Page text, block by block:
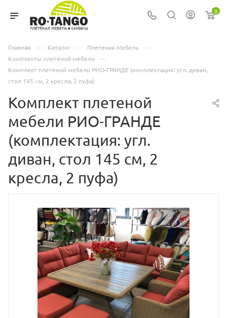
0
Главная — Каталог — Плетеная Мебель —
Комплекты плетёной мебели —
Комплект плетеной мебели РИО-ГРАНДЕ (комплектация: угл. диван,
стол 145 см, 2 кресла, 2 пуфа)
Комплект плетеной
мебели РИО-ГРАНДЕ
(комплектация: угл.
диван, стол 145 см, 2
кресла, 2 пуфа)